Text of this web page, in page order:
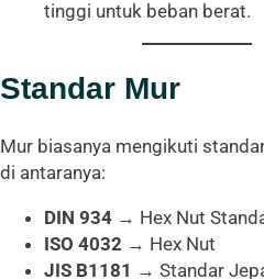
tinggi untuk beban berat.
Standar Mur
Mur biasanya mengikuti
di antaranya:
DIN 934 → Hex Nut
ISO 4032 → Hex Nut
JIS B1181 → Standar